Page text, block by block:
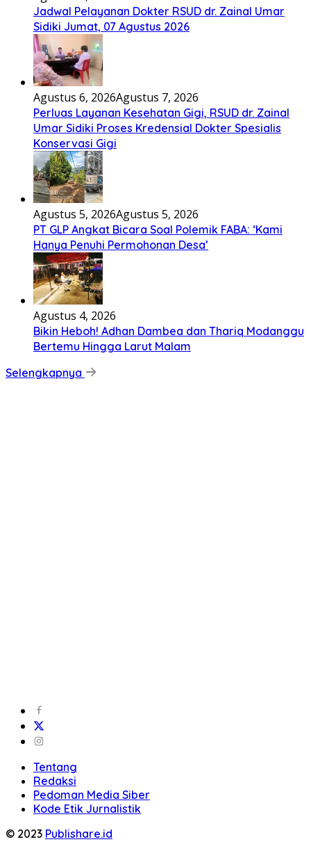
Jadwal Pelayanan Dokter RSUD dr. Zainal Umar
Sidiki Jumat, 07 Agustus 2026
Agustus 6, 2026Agustus 7, 2026
Perluas Layanan Kesehatan Gigi, RSUD dr. Zainal
Umar Sidiki Proses Kredensial Dokter Spesialis
Konservasi Gigi
Agustus 5, 2026Agustus 5, 2026
PT GLP Angkat Bicara Soal Polemik FABA: ‘Kami
Hanya Penuhi Permohonan Desa’
Agustus 4, 2026
Bikin Heboh! Adhan Dambea dan Thariq Modanggu
Bertemu Hingga Larut Malam
Selengkapnya
Tentang
Redaksi
Pedoman Media Siber
Kode Etik Jurnalistik
© 2023 Publishare.id